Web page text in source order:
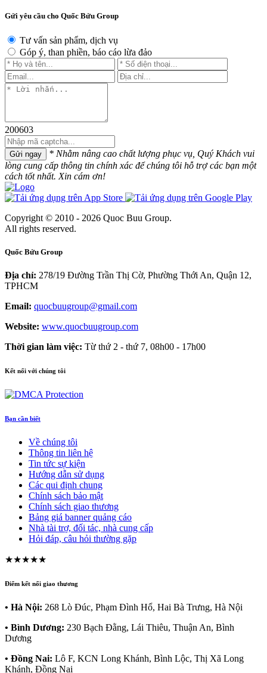
Gửi yêu cầu cho Quốc Bửu Group
Tư vấn sản phẩm, dịch vụ
Góp ý, than phiền, báo cáo lừa đảo
200603
Gửi ngay
* Nhằm nâng cao chất lượng phục vụ, Quý Khách vui
lòng cung cấp thông tin chính xác để chúng tôi hỗ trợ các bạn một
cách tốt nhất. Xin cám ơn!
Copyright © 2010 - 2026 Quoc Buu Group.
All rights reserved.
Quốc Bửu Group
Địa chỉ: 278/19 Đường Trần Thị Cờ, Phường Thới An, Quận 12,
TPHCM
Email: quocbuugroup@gmail.com
Website: www.quocbuugroup.com
Thời gian làm việc: Từ thứ 2 - thứ 7, 08h00 - 17h00
Kết nối với chúng tôi
Bạn cần biết
Về chúng tôi
Thông tin liên hệ
Tin tức sự kiện
Hướng dẫn sử dụng
Các qui định chung
Chính sách bảo mật
Chính sách giao thương
Bảng giá banner quảng cáo
Nhà tài trợ, đối tác, nhà cung cấp
Hỏi đáp, câu hỏi thường gặp
★★★★★
Điểm kết nối giao thương
• Hà Nội: 268 Lò Đúc, Phạm Đình Hổ, Hai Bà Trưng, Hà Nội
• Bình Dương: 230 Bạch Đằng, Lái Thiêu, Thuận An, Bình
Dương
• Đồng Nai: Lô F, KCN Long Khánh, Bình Lộc, Thị Xã Long
Khánh, Đồng Nai